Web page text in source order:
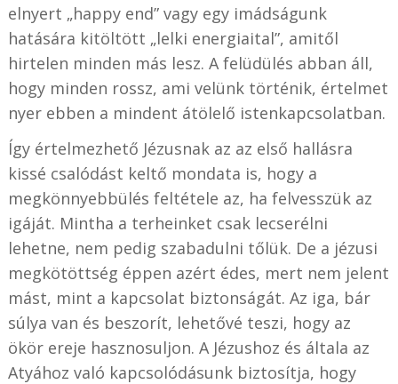
elnyert „happy end” vagy egy imádságunk
hatására kitöltött „lelki energiaital”, amitől
hirtelen minden más lesz. A felüdülés abban áll,
hogy minden rossz, ami velünk történik, értelmet
nyer ebben a mindent átölelő istenkapcsolatban.
Így értelmezhető Jézusnak az az első hallásra
kissé csalódást keltő mondata is, hogy a
megkönnyebbülés feltétele az, ha felvesszük az
igáját. Mintha a terheinket csak lecserélni
lehetne, nem pedig szabadulni tőlük. De a jézusi
megkötöttség éppen azért édes, mert nem jelent
mást, mint a kapcsolat biztonságát. Az iga, bár
súlya van és beszorít, lehetővé teszi, hogy az
ökör ereje hasznosuljon. A Jézushoz és általa az
Atyához való kapcsolódásunk biztosítja, hogy